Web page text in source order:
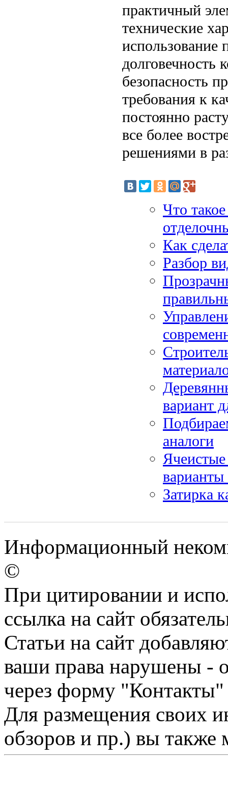
практичный
технические
использование
долговечность
безопасность
требования к
постоянно
все более
решениями в
Что
Как
Разбор
вариант
аналоги
Затирка
Информационный
©
При цитировании и
ссылка на сайт
Статьи на сайт
ваши права нарушены -
через форму "Контакты"
Для размещения своих
обзоров и пр.) вы также